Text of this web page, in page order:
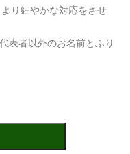
り細やかな対応をさせ
表者以外のお名前とふり